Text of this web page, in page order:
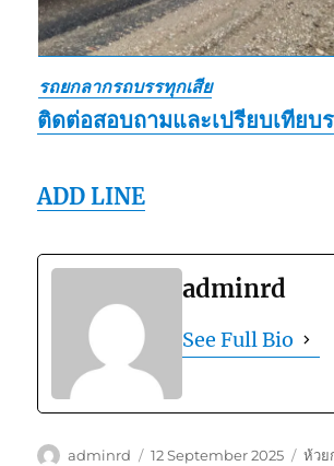
รถยกลากรถบรรทุกเสีย
ติดต่อสอบถามและเปรียบเทียบ
ADD LINE
adminrd
See Full Bio
Author
adminrd
Posted
12 September 2025
ห้วย